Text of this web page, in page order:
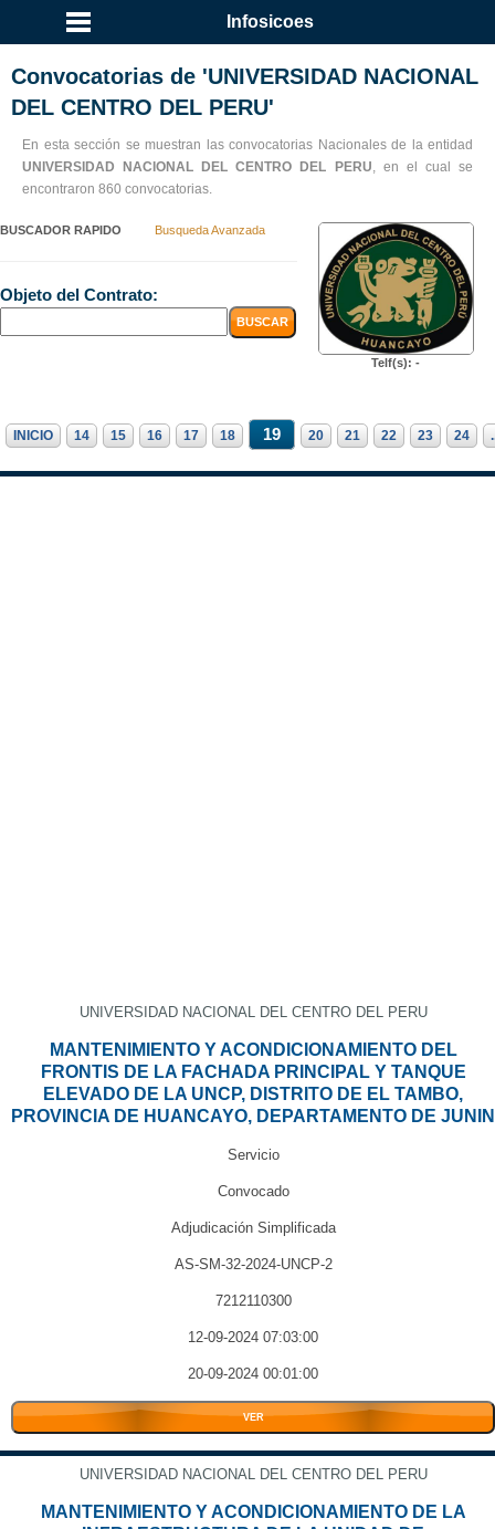
Infosicoes
Convocatorias de 'UNIVERSIDAD NACIONAL
DEL CENTRO DEL PERU'
En esta sección se muestran las convocatorias Nacionales de la entidad
UNIVERSIDAD NACIONAL DEL CENTRO DEL PERU, en el cual se
encontraron 860 convocatorias.
BUSCADOR RAPIDO Busqueda Avanzada
Objeto del Contrato:
Telf(s): -
INICIO 14 15 16 17 18 19 20 21 22 23 24
UNIVERSIDAD NACIONAL DEL CENTRO DEL PERU
MANTENIMIENTO Y ACONDICIONAMIENTO DEL
FRONTIS DE LA FACHADA PRINCIPAL Y TANQUE
ELEVADO DE LA UNCP, DISTRITO DE EL TAMBO,
PROVINCIA DE HUANCAYO, DEPARTAMENTO DE JUNIN
Servicio
Convocado
Adjudicación Simplificada
AS-SM-32-2024-UNCP-2
7212110300
12-09-2024 07:03:00
20-09-2024 00:01:00
VER
UNIVERSIDAD NACIONAL DEL CENTRO DEL PERU
MANTENIMIENTO Y ACONDICIONAMIENTO DE LA